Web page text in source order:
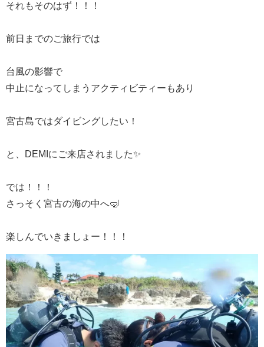
それもそのはず！！！
前日までのご旅行では
台風の影響で
中止になってしまうアクティビティーもあり
宮古島ではダイビングしたい！
と、DEMIにご来店されました✨
では！！！
さっそく宮古の海の中へ🤿
楽しんでいきましょー！！！